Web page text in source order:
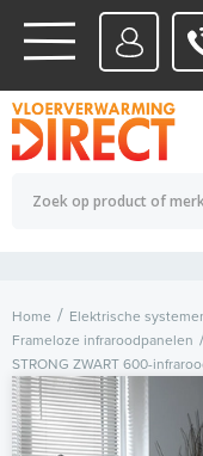
WATERSYSTEMEN
ELEKTRISCHE SYSTEMEN
Home Elektrische
Frameloze infraroodpanelen
STRONG ZWART 600-